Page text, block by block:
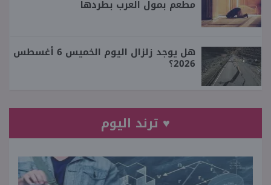
مطعم بمول العرب بطردها
هل يوجد زلزال اليوم الخميس 6 أغسطس
2026؟
♥ ترند اليوم